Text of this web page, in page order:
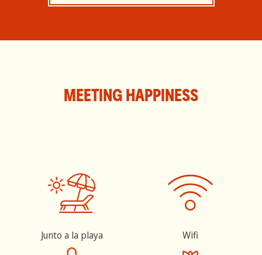
MEETING HAPPINESS
Junto a la playa Wifi